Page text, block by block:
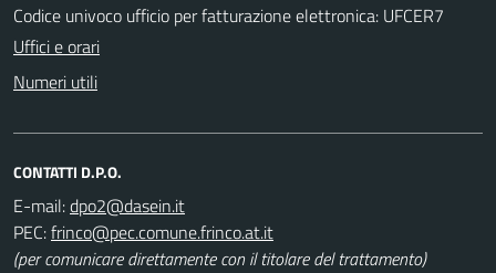
Codice univoco ufficio per fatturazione elettronica: UFCER7
Uffici e orari
Numeri utili
CONTATTI D.P.O.
E-mail:
PEC:
(per comunicare direttamente con il titolare del trattamento)